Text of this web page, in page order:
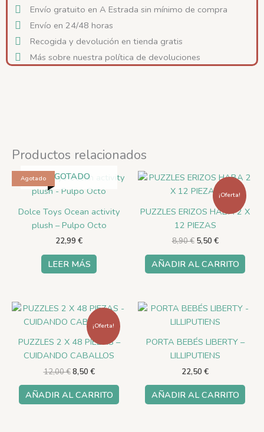
Envío gratuito en A Estrada sin mínimo de compra
Envío en 24/48 horas
Recogida y devolución en tienda gratis
Más sobre nuestra política de devoluciones
Productos relacionados
Agotado AGOTADO
Dolce Toys Ocean activity
plush – Pulpo Octo
22,99 €
LEER MÁS
¡Oferta!
PUZZLES ERIZOS HABA 2 X
12 PIEZAS
8,90€
El
precio
original
8,90 €.
5,50 €
El
precio
actual
5,50 €.
AÑADIR AL CARRITO
¡Oferta!
PUZZLES 2 X 48 PIEZAS –
CUIDANDO CABALLOS
12,00€
El
precio
original
12,00 €.
8,50 €
El
precio
actual
8,50 €.
AÑADIR AL CARRITO
PORTA BEBÉS LIBERTY –
LILLIPUTIENS
22,50 €
AÑADIR AL CARRITO